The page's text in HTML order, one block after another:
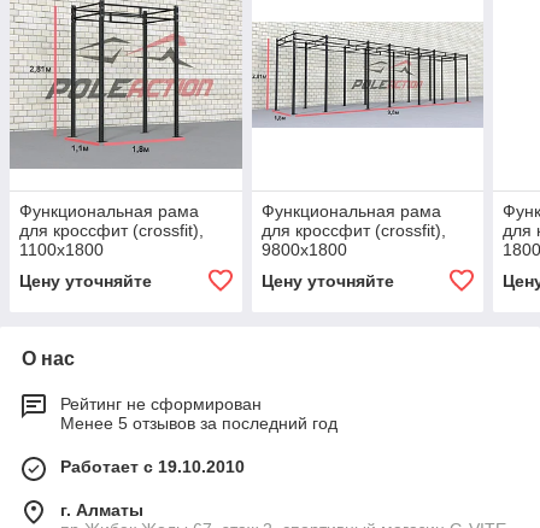
Функциональная рама
для кроссфит (crossfit),
1100х1800
Цену уточняйте
Функциональная рама
для кроссфит (crossfit),
9800х1800
Цену уточняйте
для
О нас
Рейтинг не сформирован
Менее 5 отзывов за последний год
Работает с 19.10.2010
г. Алматы